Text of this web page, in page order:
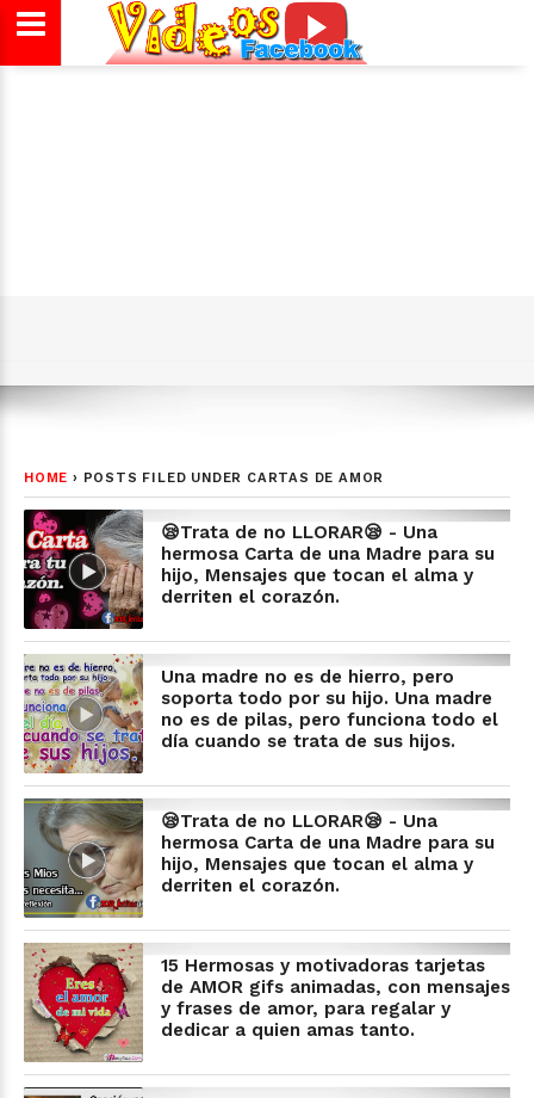
HOME › POSTS FILED UNDER CARTAS DE AMOR
😪Trata de no LLORAR😪 - Una
hermosa Carta de una Madre para su
hijo, Mensajes que tocan el alma y
derriten el corazón.
Una madre no es de hierro, pero
soporta todo por su hijo. Una madre
no es de pilas, pero funciona todo el
día cuando se trata de sus hijos.
😪Trata de no LLORAR😪 - Una
hermosa Carta de una Madre para su
hijo, Mensajes que tocan el alma y
derriten el corazón.
15 Hermosas y motivadoras tarjetas
de AMOR gifs animadas, con mensajes
y frases de amor, para regalar y
dedicar a quien amas tanto.